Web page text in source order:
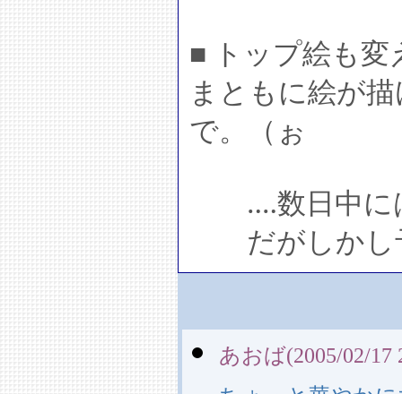
■ トップ絵も
まともに絵が
で。（ぉ
‥‥数日中に
だがしかし
あおば(2005/02/17